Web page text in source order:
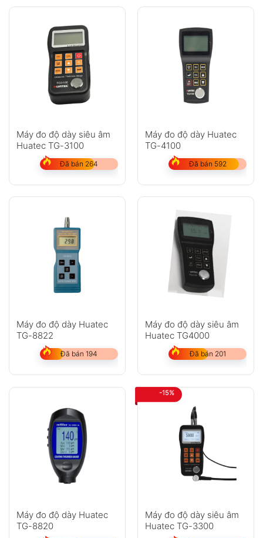
Máy đo độ dày siêu âm
Huatec TG-3100
Đã bán 264
Máy đo độ dày Huatec
TG-4100
Đã bán 592
Máy đo độ dày Huatec
TG-8822
Đã bán 194
Máy đo độ dày siêu âm
Huatec TG4000
Đã bán 201
Máy đo độ dày Huatec
TG-8820
-15%
Máy đo độ dày siêu âm
Huatec TG-3300